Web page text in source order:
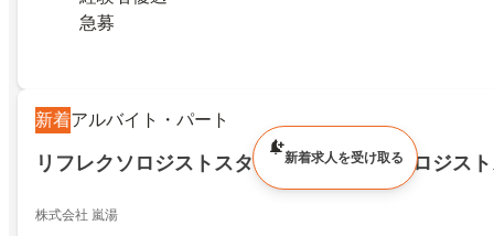
急募
新着アルバイト・パート
リフレクソロジストスタッフ／リフレクソロジス
株式会社 嵐湯
新着求人を受け取る